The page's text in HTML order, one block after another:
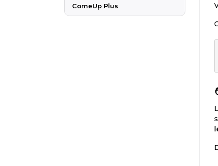
ComeUp Plus